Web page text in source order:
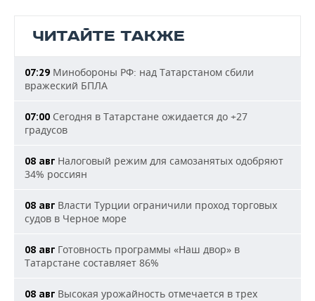
ЧИТАЙТЕ ТАКЖЕ
07:29 Минобороны РФ: над Татарстаном сбили
вражеский БПЛА
07:00 Сегодня в Татарстане ожидается до +27
градусов
08 авг Налоговый режим для самозанятых одобряют
34% россиян
08 авг Власти Турции ограничили проход торговых
судов в Черное море
08 авг Готовность программы «Наш двор» в
Татарстане составляет 86%
08 авг Высокая урожайность отмечается в трех